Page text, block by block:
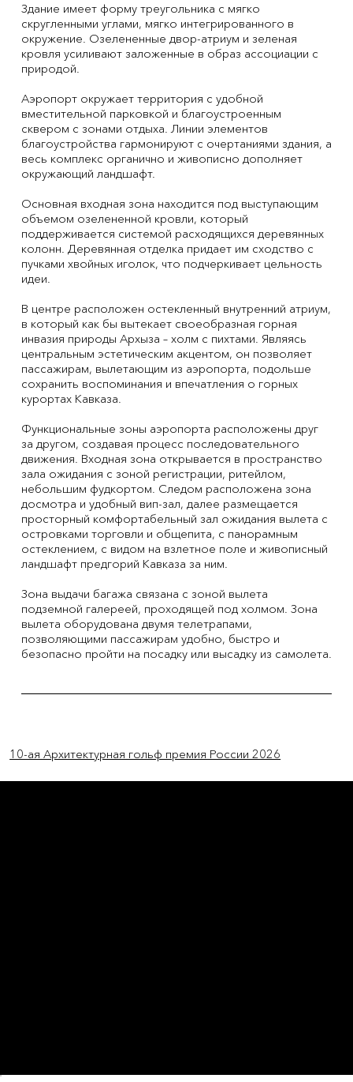
Здание имеет форму треугольника с мягко
скругленными углами, мягко интегрированного в
окружение. Озелененные двор-атриум и зеленая
кровля усиливают заложенные в образ ассоциации с
природой.
Аэропорт окружает территория с удобной
вместительной парковкой и благоустроенным
сквером с зонами отдыха. Линии элементов
благоустройства гармонируют с очертаниями здания, а
весь комплекс органично и живописно дополняет
окружающий ландшафт.
Основная входная зона находится под выступающим
объемом озелененной кровли, который
поддерживается системой расходящихся деревянных
колонн. Деревянная отделка придает им сходство с
пучками хвойных иголок, что подчеркивает цельность
идеи.
В центре расположен остекленный внутренний атриум,
в который как бы вытекает своеобразная горная
инвазия природы Архыза – холм с пихтами. Являясь
центральным эстетическим акцентом, он позволяет
пассажирам, вылетающим из аэропорта, подольше
сохранить воспоминания и впечатления о горных
курортах Кавказа.
Функциональные зоны аэропорта расположены друг
за другом, создавая процесс последовательного
движения. Входная зона открывается в пространство
зала ожидания с зоной регистрации, ритейлом,
небольшим фудкортом. Следом расположена зона
досмотра и удобный вип-зал, далее размещается
просторный комфортабельный зал ожидания вылета с
островками торговли и общепита, с панорамным
остеклением, с видом на взлетное поле и живописный
ландшафт предгорий Кавказа за ним.
Зона выдачи багажа связана с зоной вылета
подземной галереей, проходящей под холмом. Зона
вылета оборудована двумя телетрапами,
позволяющими пассажирам удобно, быстро и
безопасно пройти на посадку или высадку из самолета.
10-ая Архитектурная гольф премия России 2026